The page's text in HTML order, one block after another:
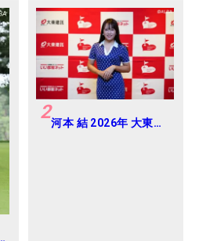
2河本 結 2026年 大東建